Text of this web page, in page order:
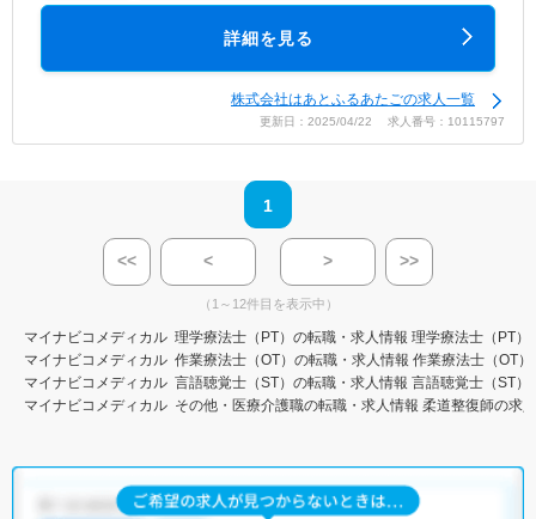
詳細を見る
株式会社はあとふるあたごの求人一覧
更新日：2025/04/22 求人番号：10115797
1
<< < > >>
（1～12件目を表示中）
マイナビコメディカル 理学療法士（PT）の転職・求人情報 理学療法士（PT）
マイナビコメディカル 作業療法士（OT）の転職・求人情報 作業療法士（OT
マイナビコメディカル 言語聴覚士（ST）の転職・求人情報 言語聴覚士（ST）
マイナビコメディカル その他・医療介護職の転職・求人情報 柔道整復師の求